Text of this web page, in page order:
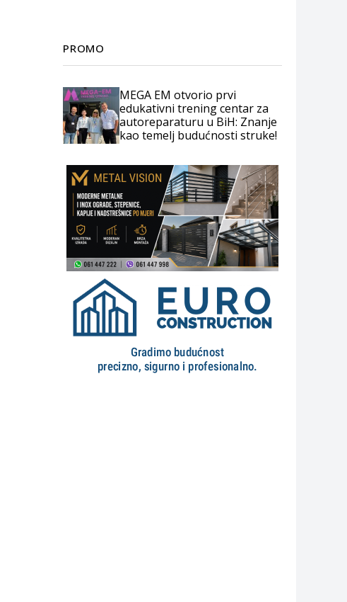
PROMO
MEGA EM otvorio prvi
edukativni trening centar za
autoreparaturu u BiH: Znanje
kao temelj budućnosti struke!